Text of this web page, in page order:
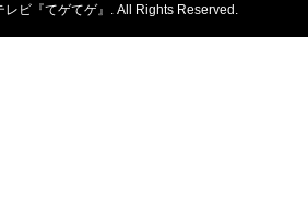
レビ『てゲてゲ』. All Rights Reserved.